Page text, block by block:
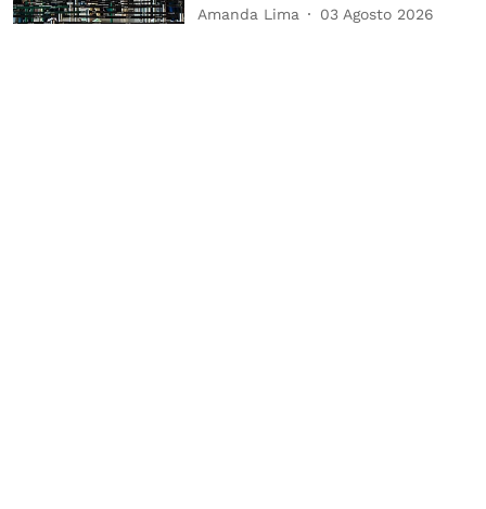
Amanda Lima 03 Agosto 2026